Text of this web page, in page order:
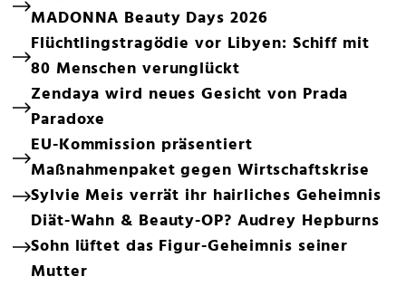
MADONNA Beauty Days 2026
Flüchtlingstragödie vor Libyen: Schiff mit
80 Menschen verunglückt
Zendaya wird neues Gesicht von Prada
Paradoxe
EU-Kommission präsentiert
Maßnahmenpaket gegen Wirtschaftskrise
Sylvie Meis verrät ihr hairliches Geheimnis
Diät-Wahn & Beauty-OP? Audrey Hepburns
Sohn lüftet das Figur-Geheimnis seiner
Mutter